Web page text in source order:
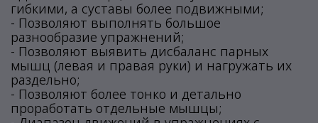
гибкими, а суставы более подвижными;
- Позволяют выполнять большое
разнообразие упражнений;
- Позволяют выявить дисбаланс парных
мышц (левая и правая руки) и нагружать их
раздельно;
- Позволяют более тонко и детально
проработать отдельные мышцы;